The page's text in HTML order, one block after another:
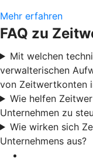
Mehr erfahren
FAQ zu
Mit welchen
verwalterischen
von Zeitwertkonten
Wie helfen
Unternehmen zu
Wie wirken sich
Unternehmens aus?